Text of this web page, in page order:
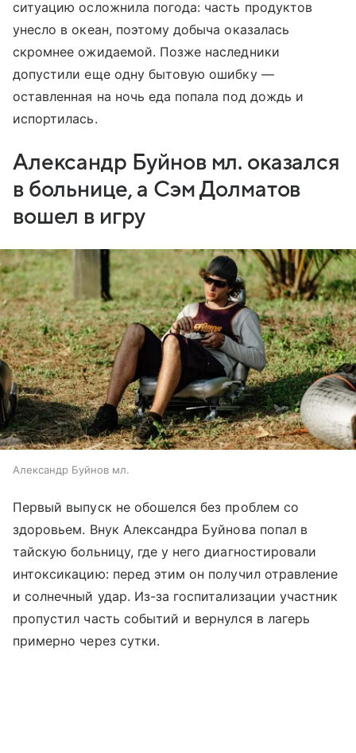
ситуацию осложнила погода: часть продуктов
унесло в океан, поэтому добыча оказалась
скромнее ожидаемой. Позже наследники
допустили еще одну бытовую ошибку —
оставленная на ночь еда попала под дождь и
испортилась.
Александр Буйнов мл. оказался
в больнице, а Сэм Долматов
вошел в игру
Александр Буйнов мл.
Первый выпуск не обошелся без проблем со
здоровьем. Внук Александра Буйнова попал в
тайскую больницу, где у него диагностировали
интоксикацию: перед этим он получил отравление
и солнечный удар. Из-за госпитализации участник
пропустил часть событий и вернулся в лагерь
примерно через сутки.